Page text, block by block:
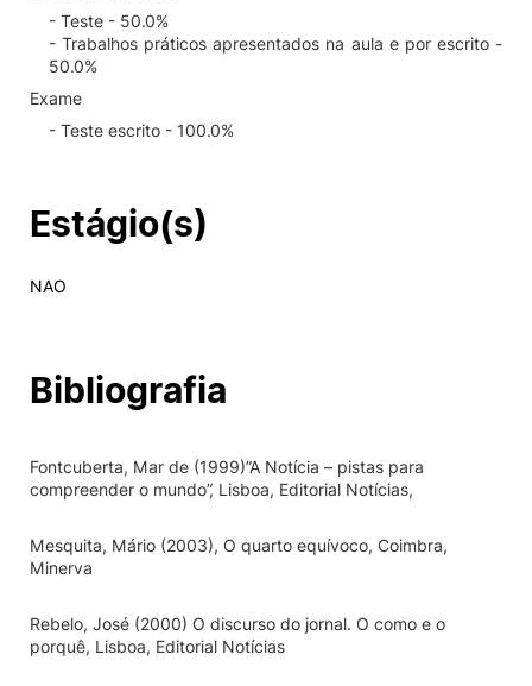
- Teste - 50.0%
- Trabalhos práticos apresentados na aula e por escrito -
50.0%
Exame
- Teste escrito - 100.0%
Estágio(s)
NAO
Bibliografia
Fontcuberta, Mar de (1999)”A Notícia – pistas para
compreender o mundo”, Lisboa, Editorial Notícias,
Mesquita, Mário (2003), O quarto equívoco, Coimbra,
Minerva
Rebelo, José (2000) O discurso do jornal. O como e o
porquê, Lisboa, Editorial Notícias